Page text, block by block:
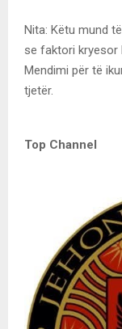
Nita: Këtu mund
se faktori kryesor
Mendimi për të
tjetër.
Top Channel